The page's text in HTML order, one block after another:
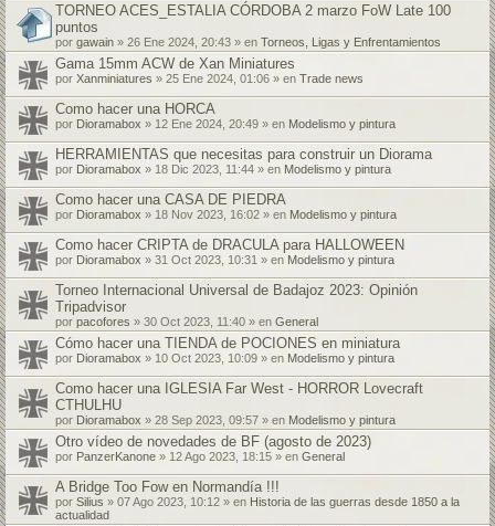
TORNEO ACES_ESTALIA CÓRDOBA 2 marzo FoW Late 100
puntos
por gawain » 26 Ene 2024, 20:43 » en Torneos, Ligas y Enfrentamientos
Gama 15mm ACW de Xan Miniatures
por Xanminiatures » 25 Ene 2024, 01:06 » en Trade news
Como hacer una HORCA
por Dioramabox » 12 Ene 2024, 20:49 » en Modelismo y pintura
HERRAMIENTAS que necesitas para construir un Diorama
por Dioramabox » 18 Dic 2023, 11:44 » en Modelismo y pintura
Como hacer una CASA DE PIEDRA
por Dioramabox » 18 Nov 2023, 16:02 » en Modelismo y pintura
Como hacer CRIPTA de DRACULA para HALLOWEEN
por Dioramabox » 31 Oct 2023, 10:31 » en Modelismo y pintura
Torneo Internacional Universal de Badajoz 2023: Opinión
Tripadvisor
por pacofores » 30 Oct 2023, 11:40 » en General
Cómo hacer una TIENDA de POCIONES en miniatura
por Dioramabox » 10 Oct 2023, 10:09 » en Modelismo y pintura
Como hacer una IGLESIA Far West - HORROR Lovecraft
CTHULHU
por Dioramabox » 28 Sep 2023, 09:57 » en Modelismo y pintura
Otro vídeo de novedades de BF (agosto de 2023)
por PanzerKanone » 12 Ago 2023, 18:15 » en General
A Bridge Too Fow en Normandía !!!
por Silius » 07 Ago 2023, 10:12 » en Historia de las guerras desde 1850 a la
actualidad